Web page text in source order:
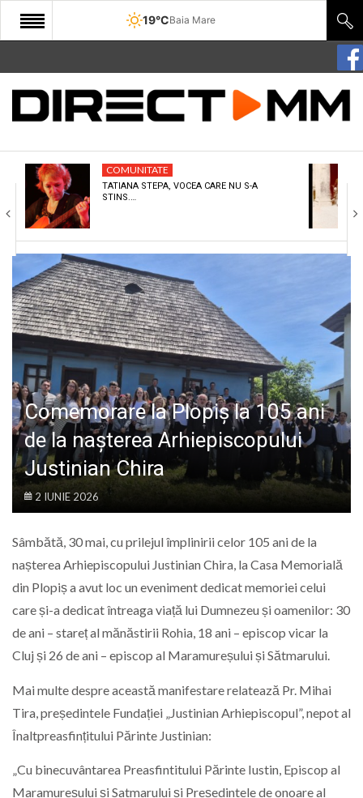
19°CBaia Mare
START
COMUNITATE
CULTURA
ECONOMIE
SANATATE
SPORT
SPECIAL
POLITIC
LIFE
COMUNITATE
TATIANA STEPA, VOCEA CARE NU S-A
STINS.…
Comemorare la Plopiș la 105 ani
de la nașterea Arhiepiscopului
Justinian Chira
2 IUNIE 2026
Sâmbătă, 30 mai, cu prilejul împlinirii celor 105 ani de la
nașterea Arhiepiscopului Justinian Chira, la Casa Memorială
din Plopiș a avut loc un eveniment dedicat memoriei celui
care și-a dedicat întreaga viață lui Dumnezeu și oamenilor: 30
de ani – stareț al mănăstirii Rohia, 18 ani – episcop vicar la
Cluj și 26 de ani – episcop al Maramureșului și Sătmarului.
Mai multe despre această manifestare relatează Pr. Mihai
Tira, președintele Fundației „Justinian Arhiepiscopul”, nepot al
Înaltpreasfințitului Părinte Justinian:
„Cu binecuvântarea Preasfintitului Părinte Iustin, Episcop al
Maramureșului și Satmarului și Președintele de onoare al